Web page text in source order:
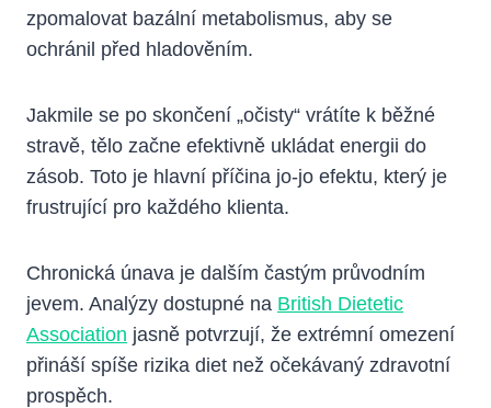
zpomalovat bazální metabolismus, aby se
ochránil před hladověním.
Jakmile se po skončení „očisty“ vrátíte k běžné
stravě, tělo začne efektivně ukládat energii do
zásob. Toto je hlavní příčina jo-jo efektu, který je
frustrující pro každého klienta.
Chronická únava je dalším častým průvodním
jevem. Analýzy dostupné na British Dietetic
Association jasně potvrzují, že extrémní omezení
přináší spíše rizika diet než očekávaný zdravotní
prospěch.